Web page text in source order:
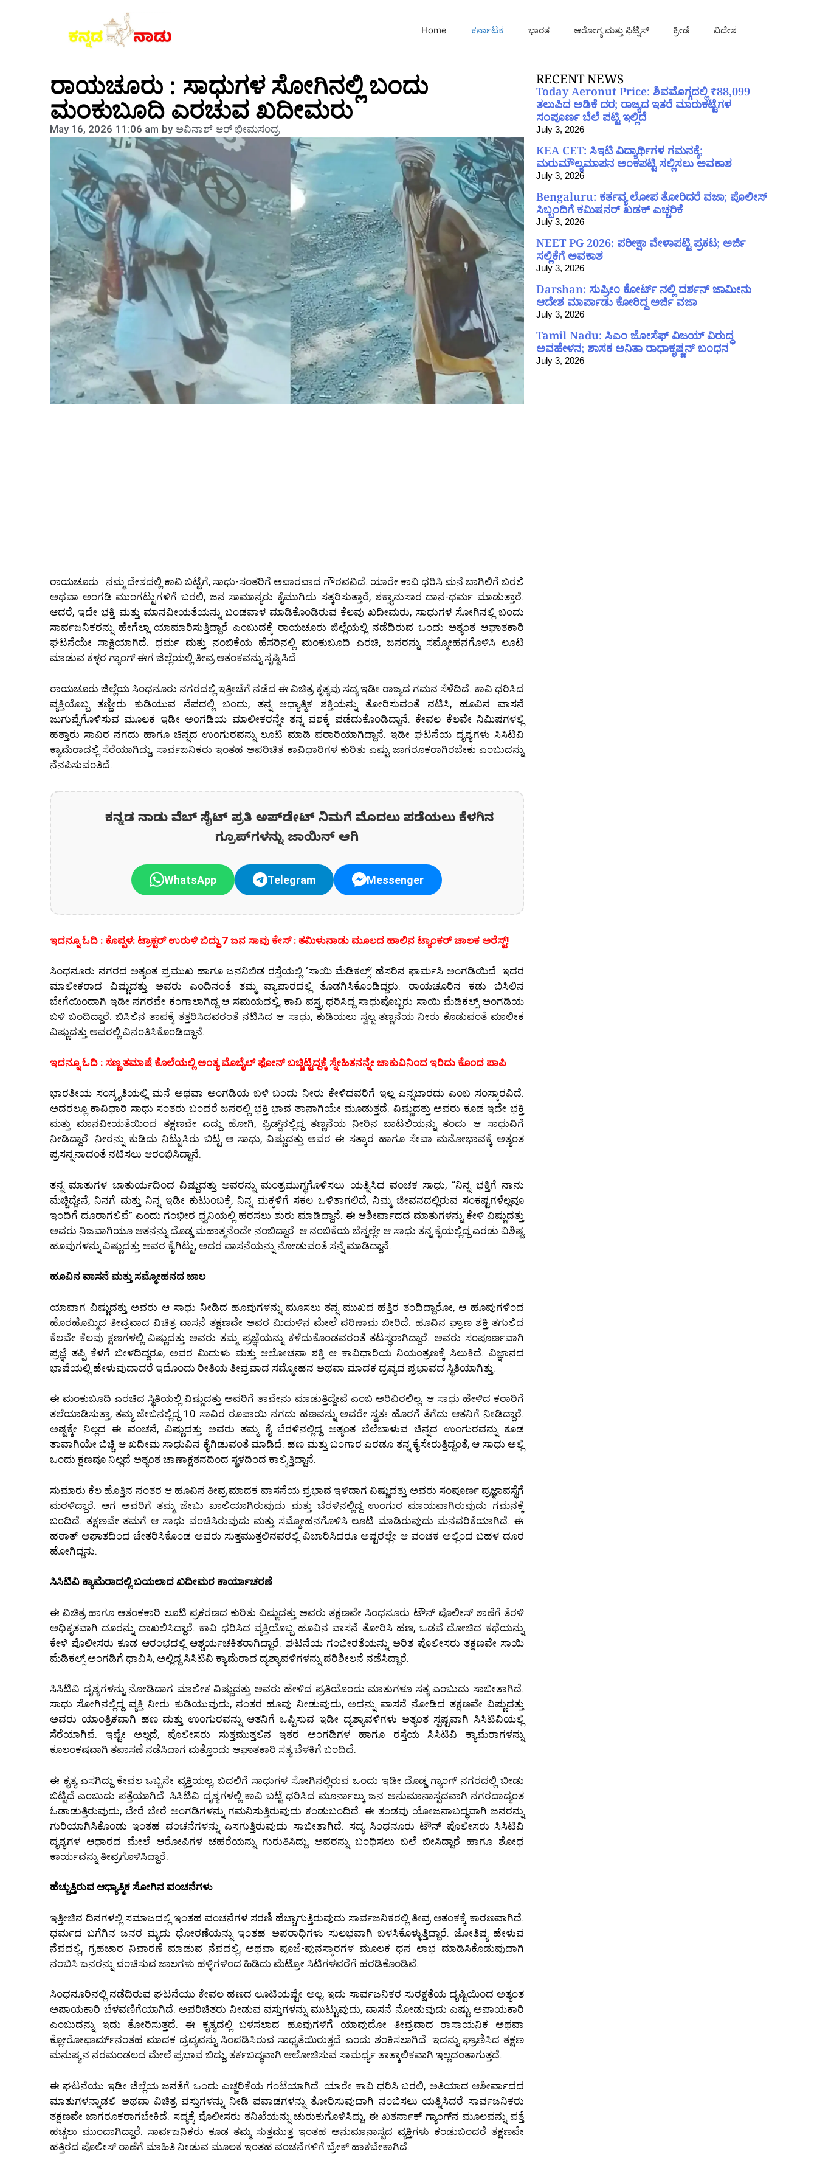
Home ಕರ್ನಾಟಕ ಭಾರತ ಆರೋಗ್ಯ ಮತ್ತು ಫಿಟ್ನೆಸ್ ಕ್ರೀಡೆ ವಿದೇಶ
ರಾಯಚೂರು : ಸಾಧುಗಳ ಸೋಗಿನಲ್ಲಿ ಬಂದು
ಮಂಕುಬೂದಿ ಎರಚುವ ಖದೀಮರು
May 16, 2026 11:06 am byಅವಿನಾಶ್‌ ಆರ್‌ ಭೀಮಸಂದ್ರ
ರಾಯಚೂರು : ನಮ್ಮ ದೇಶದಲ್ಲಿ ಕಾವಿ ಬಟ್ಟೆಗೆ, ಸಾಧು-ಸಂತರಿಗೆ ಅಪಾರವಾದ ಗೌರವವಿದೆ. ಯಾರೇ ಕಾವಿ ಧರಿಸಿ ಮನೆ ಬಾಗಿಲಿಗೆ ಬರಲಿ
ಅಥವಾ ಅಂಗಡಿ ಮುಂಗಟ್ಟುಗಳಿಗೆ ಬರಲಿ, ಜನ ಸಾಮಾನ್ಯರು ಕೈಮುಗಿದು ಸತ್ಕರಿಸುತ್ತಾರೆ, ಶಕ್ತ್ಯಾನುಸಾರ ದಾನ-ಧರ್ಮ ಮಾಡುತ್ತಾರೆ.
ಆದರೆ, ಇದೇ ಭಕ್ತಿ ಮತ್ತು ಮಾನವೀಯತೆಯನ್ನು ಬಂಡವಾಳ ಮಾಡಿಕೊಂಡಿರುವ ಕೆಲವು ಖದೀಮರು, ಸಾಧುಗಳ ಸೋಗಿನಲ್ಲಿ ಬಂದು
ಸಾರ್ವಜನಿಕರನ್ನು ಹೇಗೆಲ್ಲಾ ಯಾಮಾರಿಸುತ್ತಿದ್ದಾರೆ ಎಂಬುದಕ್ಕೆ ರಾಯಚೂರು ಜಿಲ್ಲೆಯಲ್ಲಿ ನಡೆದಿರುವ ಒಂದು ಅತ್ಯಂತ ಆಘಾತಕಾರಿ
ಘಟನೆಯೇ ಸಾಕ್ಷಿಯಾಗಿದೆ. ಧರ್ಮ ಮತ್ತು ನಂಬಿಕೆಯ ಹೆಸರಿನಲ್ಲಿ ಮಂಕುಬೂದಿ ಎರಚಿ, ಜನರನ್ನು ಸಮ್ಮೋಹನಗೊಳಿಸಿ ಲೂಟಿ
ಮಾಡುವ ಕಳ್ಳರ ಗ್ಯಾಂಗ್ ಈಗ ಜಿಲ್ಲೆಯಲ್ಲಿ ತೀವ್ರ ಆತಂಕವನ್ನು ಸೃಷ್ಟಿಸಿದೆ.
ರಾಯಚೂರು ಜಿಲ್ಲೆಯ ಸಿಂಧನೂರು ನಗರದಲ್ಲಿ ಇತ್ತೀಚೆಗೆ ನಡೆದ ಈ ವಿಚಿತ್ರ ಕೃತ್ಯವು ಸದ್ಯ ಇಡೀ ರಾಜ್ಯದ ಗಮನ ಸೆಳೆದಿದೆ. ಕಾವಿ ಧರಿಸಿದ
ವ್ಯಕ್ತಿಯೊಬ್ಬ ತಣ್ಣೀರು ಕುಡಿಯುವ ನೆಪದಲ್ಲಿ ಬಂದು, ತನ್ನ ಆಧ್ಯಾತ್ಮಿಕ ಶಕ್ತಿಯನ್ನು ತೋರಿಸುವಂತೆ ನಟಿಸಿ, ಹೂವಿನ ವಾಸನೆ
ಜುಗುಪ್ಸೆಗೊಳಿಸುವ ಮೂಲಕ ಇಡೀ ಅಂಗಡಿಯ ಮಾಲೀಕರನ್ನೇ ತನ್ನ ವಶಕ್ಕೆ ಪಡೆದುಕೊಂಡಿದ್ದಾನೆ. ಕೇವಲ ಕೆಲವೇ ನಿಮಿಷಗಳಲ್ಲಿ
ಹತ್ತಾರು ಸಾವಿರ ನಗದು ಹಾಗೂ ಚಿನ್ನದ ಉಂಗುರವನ್ನು ಲೂಟಿ ಮಾಡಿ ಪರಾರಿಯಾಗಿದ್ದಾನೆ. ಇಡೀ ಘಟನೆಯ ದೃಶ್ಯಗಳು ಸಿಸಿಟಿವಿ
ಕ್ಯಾಮೆರಾದಲ್ಲಿ ಸೆರೆಯಾಗಿದ್ದು, ಸಾರ್ವಜನಿಕರು ಇಂತಹ ಅಪರಿಚಿತ ಕಾವಿಧಾರಿಗಳ ಕುರಿತು ಎಷ್ಟು ಜಾಗರೂಕರಾಗಿರಬೇಕು ಎಂಬುದನ್ನು
ನೆನಪಿಸುವಂತಿದೆ.
ಕನ್ನಡ ನಾಡು ವೆಬ್ ಸೈಟ್ ಪ್ರತಿ ಅಪ್‌ಡೇಟ್‌ ನಿಮಗೆ ಮೊದಲು ಪಡೆಯಲು ಕೆಳಗಿನ
ಗ್ರೂಪ್‌ಗಳನ್ನು ಜಾಯಿನ್ ಆಗಿ
WhatsApp Telegram Messenger
ಇದನ್ನೂ ಓದಿ : ಕೊಪ್ಪಳ: ಟ್ರಾಕ್ಟರ್ ಉರುಳಿ ಬಿದ್ದು 7 ಜನ ಸಾವು ಕೇಸ್ : ತಮಿಳುನಾಡು ಮೂಲದ ಹಾಲಿನ ಟ್ಯಾಂಕರ್ ಚಾಲಕ ಅರೆಸ್ಟ್!
ಸಿಂಧನೂರು ನಗರದ ಅತ್ಯಂತ ಪ್ರಮುಖ ಹಾಗೂ ಜನನಿಬಿಡ ರಸ್ತೆಯಲ್ಲಿ ‘ಸಾಯಿ ಮೆಡಿಕಲ್ಸ್’ ಹೆಸರಿನ ಫಾರ್ಮಸಿ ಅಂಗಡಿಯಿದೆ. ಇದರ
ಮಾಲೀಕರಾದ ವಿಷ್ಣುದತ್ತು ಅವರು ಎಂದಿನಂತೆ ತಮ್ಮ ವ್ಯಾಪಾರದಲ್ಲಿ ತೊಡಗಿಸಿಕೊಂಡಿದ್ದರು. ರಾಯಚೂರಿನ ಕಡು ಬಿಸಿಲಿನ
ಬೇಗೆಯಿಂದಾಗಿ ಇಡೀ ನಗರವೇ ಕಂಗಾಲಾಗಿದ್ದ ಆ ಸಮಯದಲ್ಲಿ, ಕಾವಿ ವಸ್ತ್ರ ಧರಿಸಿದ್ದ ಸಾಧುವೊಬ್ಬರು ಸಾಯಿ ಮೆಡಿಕಲ್ಸ್ ಅಂಗಡಿಯ
ಬಳಿ ಬಂದಿದ್ದಾರೆ. ಬಿಸಿಲಿನ ತಾಪಕ್ಕೆ ತತ್ತರಿಸಿದವರಂತೆ ನಟಿಸಿದ ಆ ಸಾಧು, ಕುಡಿಯಲು ಸ್ವಲ್ಪ ತಣ್ಣನೆಯ ನೀರು ಕೊಡುವಂತೆ ಮಾಲೀಕ
ವಿಷ್ಣುದತ್ತು ಅವರಲ್ಲಿ ವಿನಂತಿಸಿಕೊಂಡಿದ್ದಾನೆ.
ಇದನ್ನೂ ಓದಿ : ಸಣ್ಣ ತಮಾಷೆ ಕೊಲೆಯಲ್ಲಿ ಅಂತ್ಯ ಮೊಬೈಲ್ ಫೋನ್ ಬಚ್ಚಿಟ್ಟಿದ್ದಕ್ಕೆ ಸ್ನೇಹಿತನನ್ನೇ ಚಾಕುವಿನಿಂದ ಇರಿದು ಕೊಂದ ಪಾಪಿ
ಭಾರತೀಯ ಸಂಸ್ಕೃತಿಯಲ್ಲಿ ಮನೆ ಅಥವಾ ಅಂಗಡಿಯ ಬಳಿ ಬಂದು ನೀರು ಕೇಳಿದವರಿಗೆ ಇಲ್ಲ ಎನ್ನಬಾರದು ಎಂಬ ಸಂಸ್ಕಾರವಿದೆ.
ಅದರಲ್ಲೂ ಕಾವಿಧಾರಿ ಸಾಧು ಸಂತರು ಬಂದರೆ ಜನರಲ್ಲಿ ಭಕ್ತಿ ಭಾವ ತಾನಾಗಿಯೇ ಮೂಡುತ್ತದೆ. ವಿಷ್ಣುದತ್ತು ಅವರು ಕೂಡ ಇದೇ ಭಕ್ತಿ
ಮತ್ತು ಮಾನವೀಯತೆಯಿಂದ ತಕ್ಷಣವೇ ಎದ್ದು ಹೋಗಿ, ಫ್ರಿಡ್ಜ್‌ನಲ್ಲಿದ್ದ ತಣ್ಣನೆಯ ನೀರಿನ ಬಾಟಲಿಯನ್ನು ತಂದು ಆ ಸಾಧುವಿಗೆ
ನೀಡಿದ್ದಾರೆ. ನೀರನ್ನು ಕುಡಿದು ನಿಟ್ಟುಸಿರು ಬಿಟ್ಟ ಆ ಸಾಧು, ವಿಷ್ಣುದತ್ತು ಅವರ ಈ ಸತ್ಕಾರ ಹಾಗೂ ಸೇವಾ ಮನೋಭಾವಕ್ಕೆ ಅತ್ಯಂತ
ಪ್ರಸನ್ನನಾದಂತೆ ನಟಿಸಲು ಆರಂಭಿಸಿದ್ದಾನೆ.
ತನ್ನ ಮಾತುಗಳ ಚಾತುರ್ಯದಿಂದ ವಿಷ್ಣುದತ್ತು ಅವರನ್ನು ಮಂತ್ರಮುಗ್ಧಗೊಳಿಸಲು ಯತ್ನಿಸಿದ ವಂಚಕ ಸಾಧು, “ನಿನ್ನ ಭಕ್ತಿಗೆ ನಾನು
ಮೆಚ್ಚಿದ್ದೇನೆ, ನಿನಗೆ ಮತ್ತು ನಿನ್ನ ಇಡೀ ಕುಟುಂಬಕ್ಕೆ, ನಿನ್ನ ಮಕ್ಕಳಿಗೆ ಸಕಲ ಒಳಿತಾಗಲಿದೆ, ನಿಮ್ಮ ಜೀವನದಲ್ಲಿರುವ ಸಂಕಷ್ಟಗಳೆಲ್ಲವೂ
ಇಂದಿಗೆ ದೂರಾಗಲಿವೆ” ಎಂದು ಗಂಭೀರ ಧ್ವನಿಯಲ್ಲಿ ಹರಸಲು ಶುರು ಮಾಡಿದ್ದಾನೆ. ಈ ಆಶೀರ್ವಾದದ ಮಾತುಗಳನ್ನು ಕೇಳಿ ವಿಷ್ಣುದತ್ತು
ಅವರು ನಿಜವಾಗಿಯೂ ಆತನನ್ನು ದೊಡ್ಡ ಮಹಾತ್ಮನೆಂದೇ ನಂಬಿದ್ದಾರೆ. ಆ ನಂಬಿಕೆಯ ಬೆನ್ನಲ್ಲೇ ಆ ಸಾಧು ತನ್ನ ಕೈಯಲ್ಲಿದ್ದ ಎರಡು ವಿಶಿಷ್ಟ
ಹೂವುಗಳನ್ನು ವಿಷ್ಣುದತ್ತು ಅವರ ಕೈಗಿಟ್ಟು, ಅದರ ವಾಸನೆಯನ್ನು ನೋಡುವಂತೆ ಸನ್ನೆ ಮಾಡಿದ್ದಾನೆ.
ಹೂವಿನ ವಾಸನೆ ಮತ್ತು ಸಮ್ಮೋಹನದ ಜಾಲ
ಯಾವಾಗ ವಿಷ್ಣುದತ್ತು ಅವರು ಆ ಸಾಧು ನೀಡಿದ ಹೂವುಗಳನ್ನು ಮೂಸಲು ತನ್ನ ಮುಖದ ಹತ್ತಿರ ತಂದಿದ್ದಾರೋ, ಆ ಹೂವುಗಳಿಂದ
ಹೊರಹೊಮ್ಮಿದ ತೀವ್ರವಾದ ವಿಚಿತ್ರ ವಾಸನೆ ತಕ್ಷಣವೇ ಅವರ ಮಿದುಳಿನ ಮೇಲೆ ಪರಿಣಾಮ ಬೀರಿದೆ. ಹೂವಿನ ಘ್ರಾಣ ಶಕ್ತಿ ತಗುಲಿದ
ಕೆಲವೇ ಕೆಲವು ಕ್ಷಣಗಳಲ್ಲಿ ವಿಷ್ಣುದತ್ತು ಅವರು ತಮ್ಮ ಪ್ರಜ್ಞೆಯನ್ನು ಕಳೆದುಕೊಂಡವರಂತೆ ತಟಸ್ಥರಾಗಿದ್ದಾರೆ. ಅವರು ಸಂಪೂರ್ಣವಾಗಿ
ಪ್ರಜ್ಞೆ ತಪ್ಪಿ ಕೆಳಗೆ ಬೀಳದಿದ್ದರೂ, ಅವರ ಮಿದುಳು ಮತ್ತು ಆಲೋಚನಾ ಶಕ್ತಿ ಆ ಕಾವಿಧಾರಿಯ ನಿಯಂತ್ರಣಕ್ಕೆ ಸಿಲುಕಿದೆ. ವಿಜ್ಞಾನದ
ಭಾಷೆಯಲ್ಲಿ ಹೇಳುವುದಾದರೆ ಇದೊಂದು ರೀತಿಯ ತೀವ್ರವಾದ ಸಮ್ಮೋಹನ ಅಥವಾ ಮಾದಕ ದ್ರವ್ಯದ ಪ್ರಭಾವದ ಸ್ಥಿತಿಯಾಗಿತ್ತು.
ಈ ಮಂಕುಬೂದಿ ಎರಚಿದ ಸ್ಥಿತಿಯಲ್ಲಿ ವಿಷ್ಣುದತ್ತು ಅವರಿಗೆ ತಾವೇನು ಮಾಡುತ್ತಿದ್ದೇವೆ ಎಂಬ ಅರಿವಿರಲಿಲ್ಲ. ಆ ಸಾಧು ಹೇಳಿದ ಕರಾರಿಗೆ
ತಲೆಯಾಡಿಸುತ್ತಾ, ತಮ್ಮ ಜೇಬಿನಲ್ಲಿದ್ದ 10 ಸಾವಿರ ರೂಪಾಯಿ ನಗದು ಹಣವನ್ನು ಅವರೇ ಸ್ವತಃ ಹೊರಗೆ ತೆಗೆದು ಆತನಿಗೆ ನೀಡಿದ್ದಾರೆ.
ಅಷ್ಟಕ್ಕೇ ನಿಲ್ಲದ ಈ ವಂಚನೆ, ವಿಷ್ಣುದತ್ತು ಅವರು ತಮ್ಮ ಕೈ ಬೆರಳಿನಲ್ಲಿದ್ದ ಅತ್ಯಂತ ಬೆಲೆಬಾಳುವ ಚಿನ್ನದ ಉಂಗುರವನ್ನು ಕೂಡ
ತಾವಾಗಿಯೇ ಬಿಚ್ಚಿ ಆ ಖದೀಮ ಸಾಧುವಿನ ಕೈಗಿಡುವಂತೆ ಮಾಡಿದೆ. ಹಣ ಮತ್ತು ಬಂಗಾರ ಎರಡೂ ತನ್ನ ಕೈಸೇರುತ್ತಿದ್ದಂತೆ, ಆ ಸಾಧು ಅಲ್ಲಿ
ಒಂದು ಕ್ಷಣವೂ ನಿಲ್ಲದೆ ಅತ್ಯಂತ ಚಾಣಾಕ್ಷತನದಿಂದ ಸ್ಥಳದಿಂದ ಕಾಲ್ಕಿತ್ತಿದ್ದಾನೆ.
ಸುಮಾರು ಕೆಲ ಹೊತ್ತಿನ ನಂತರ ಆ ಹೂವಿನ ತೀವ್ರ ಮಾದಕ ವಾಸನೆಯ ಪ್ರಭಾವ ಇಳಿದಾಗ ವಿಷ್ಣುದತ್ತು ಅವರು ಸಂಪೂರ್ಣ ಪ್ರಜ್ಞಾವಸ್ಥೆಗೆ
ಮರಳಿದ್ದಾರೆ. ಆಗ ಅವರಿಗೆ ತಮ್ಮ ಜೇಬು ಖಾಲಿಯಾಗಿರುವುದು ಮತ್ತು ಬೆರಳಿನಲ್ಲಿದ್ದ ಉಂಗುರ ಮಾಯವಾಗಿರುವುದು ಗಮನಕ್ಕೆ
ಬಂದಿದೆ. ತಕ್ಷಣವೇ ತಮಗೆ ಆ ಸಾಧು ವಂಚಿಸಿರುವುದು ಮತ್ತು ಸಮ್ಮೋಹನಗೊಳಿಸಿ ಲೂಟಿ ಮಾಡಿರುವುದು ಮನವರಿಕೆಯಾಗಿದೆ. ಈ
ಹಠಾತ್ ಆಘಾತದಿಂದ ಚೇತರಿಸಿಕೊಂಡ ಅವರು ಸುತ್ತಮುತ್ತಲಿನವರಲ್ಲಿ ವಿಚಾರಿಸಿದರೂ ಅಷ್ಟರಲ್ಲೇ ಆ ವಂಚಕ ಅಲ್ಲಿಂದ ಬಹಳ ದೂರ
ಹೋಗಿದ್ದನು.
ಸಿಸಿಟಿವಿ ಕ್ಯಾಮೆರಾದಲ್ಲಿ ಬಯಲಾದ ಖದೀಮರ ಕಾರ್ಯಾಚರಣೆ
ಈ ವಿಚಿತ್ರ ಹಾಗೂ ಆತಂಕಕಾರಿ ಲೂಟಿ ಪ್ರಕರಣದ ಕುರಿತು ವಿಷ್ಣುದತ್ತು ಅವರು ತಕ್ಷಣವೇ ಸಿಂಧನೂರು ಟೌನ್ ಪೊಲೀಸ್ ಠಾಣೆಗೆ ತೆರಳಿ
ಅಧಿಕೃತವಾಗಿ ದೂರನ್ನು ದಾಖಲಿಸಿದ್ದಾರೆ. ಕಾವಿ ಧರಿಸಿದ ವ್ಯಕ್ತಿಯೊಬ್ಬ ಹೂವಿನ ವಾಸನೆ ತೋರಿಸಿ ಹಣ, ಒಡವೆ ದೋಚಿದ ಕಥೆಯನ್ನು
ಕೇಳಿ ಪೊಲೀಸರು ಕೂಡ ಆರಂಭದಲ್ಲಿ ಆಶ್ಚರ್ಯಚಕಿತರಾಗಿದ್ದಾರೆ. ಘಟನೆಯ ಗಂಭೀರತೆಯನ್ನು ಅರಿತ ಪೊಲೀಸರು ತಕ್ಷಣವೇ ಸಾಯಿ
ಮೆಡಿಕಲ್ಸ್ ಅಂಗಡಿಗೆ ಧಾವಿಸಿ, ಅಲ್ಲಿದ್ದ ಸಿಸಿಟಿವಿ ಕ್ಯಾಮೆರಾದ ದೃಶ್ಯಾವಳಿಗಳನ್ನು ಪರಿಶೀಲನೆ ನಡೆಸಿದ್ದಾರೆ.
ಸಿಸಿಟಿವಿ ದೃಶ್ಯಗಳನ್ನು ನೋಡಿದಾಗ ಮಾಲೀಕ ವಿಷ್ಣುದತ್ತು ಅವರು ಹೇಳಿದ ಪ್ರತಿಯೊಂದು ಮಾತುಗಳೂ ಸತ್ಯ ಎಂಬುದು ಸಾಬೀತಾಗಿದೆ.
ಸಾಧು ಸೋಗಿನಲ್ಲಿದ್ದ ವ್ಯಕ್ತಿ ನೀರು ಕುಡಿಯುವುದು, ನಂತರ ಹೂವು ನೀಡುವುದು, ಅದನ್ನು ವಾಸನೆ ನೋಡಿದ ತಕ್ಷಣವೇ ವಿಷ್ಣುದತ್ತು
ಅವರು ಯಾಂತ್ರಿಕವಾಗಿ ಹಣ ಮತ್ತು ಉಂಗುರವನ್ನು ಆತನಿಗೆ ಒಪ್ಪಿಸುವ ಇಡೀ ದೃಶ್ಯಾವಳಿಗಳು ಅತ್ಯಂತ ಸ್ಪಷ್ಟವಾಗಿ ಸಿಸಿಟಿವಿಯಲ್ಲಿ
ಸೆರೆಯಾಗಿವೆ. ಇಷ್ಟೇ ಅಲ್ಲದೆ, ಪೊಲೀಸರು ಸುತ್ತಮುತ್ತಲಿನ ಇತರ ಅಂಗಡಿಗಳ ಹಾಗೂ ರಸ್ತೆಯ ಸಿಸಿಟಿವಿ ಕ್ಯಾಮೆರಾಗಳನ್ನು
ಕೂಲಂಕಷವಾಗಿ ತಪಾಸಣೆ ನಡೆಸಿದಾಗ ಮತ್ತೊಂದು ಆಘಾತಕಾರಿ ಸತ್ಯ ಬೆಳಕಿಗೆ ಬಂದಿದೆ.
ಈ ಕೃತ್ಯ ಎಸಗಿದ್ದು ಕೇವಲ ಒಬ್ಬನೇ ವ್ಯಕ್ತಿಯಲ್ಲ, ಬದಲಿಗೆ ಸಾಧುಗಳ ಸೋಗಿನಲ್ಲಿರುವ ಒಂದು ಇಡೀ ದೊಡ್ಡ ಗ್ಯಾಂಗ್ ನಗರದಲ್ಲಿ ಬೀಡು
ಬಿಟ್ಟಿದೆ ಎಂಬುದು ಪತ್ತೆಯಾಗಿದೆ. ಸಿಸಿಟಿವಿ ದೃಶ್ಯಗಳಲ್ಲಿ ಕಾವಿ ಬಟ್ಟೆ ಧರಿಸಿದ ಮೂರ್ನಾಲ್ಕು ಜನ ಅನುಮಾನಾಸ್ಪದವಾಗಿ ನಗರದಾದ್ಯಂತ
ಓಡಾಡುತ್ತಿರುವುದು, ಬೇರೆ ಬೇರೆ ಅಂಗಡಿಗಳನ್ನು ಗಮನಿಸುತ್ತಿರುವುದು ಕಂಡುಬಂದಿದೆ. ಈ ತಂಡವು ಯೋಜನಾಬದ್ಧವಾಗಿ ಜನರನ್ನು
ಗುರಿಯಾಗಿಸಿಕೊಂಡು ಇಂತಹ ವಂಚನೆಗಳನ್ನು ಎಸಗುತ್ತಿರುವುದು ಸಾಬೀತಾಗಿದೆ. ಸದ್ಯ ಸಿಂಧನೂರು ಟೌನ್ ಪೊಲೀಸರು ಸಿಸಿಟಿವಿ
ದೃಶ್ಯಗಳ ಆಧಾರದ ಮೇಲೆ ಆರೋಪಿಗಳ ಚಹರೆಯನ್ನು ಗುರುತಿಸಿದ್ದು, ಅವರನ್ನು ಬಂಧಿಸಲು ಬಲೆ ಬೀಸಿದ್ದಾರೆ ಹಾಗೂ ಶೋಧ
ಕಾರ್ಯವನ್ನು ತೀವ್ರಗೊಳಿಸಿದ್ದಾರೆ.
ಹೆಚ್ಚುತ್ತಿರುವ ಆಧ್ಯಾತ್ಮಿಕ ಸೋಗಿನ ವಂಚನೆಗಳು
ಇತ್ತೀಚಿನ ದಿನಗಳಲ್ಲಿ ಸಮಾಜದಲ್ಲಿ ಇಂತಹ ವಂಚನೆಗಳ ಸರಣಿ ಹೆಚ್ಚಾಗುತ್ತಿರುವುದು ಸಾರ್ವಜನಿಕರಲ್ಲಿ ತೀವ್ರ ಆತಂಕಕ್ಕೆ ಕಾರಣವಾಗಿದೆ.
ಧರ್ಮದ ಬಗೆಗಿನ ಜನರ ಮೃದು ಧೋರಣೆಯನ್ನು ಇಂತಹ ಅಪರಾಧಿಗಳು ಸುಲಭವಾಗಿ ಬಳಸಿಕೊಳ್ಳುತ್ತಿದ್ದಾರೆ. ಜೋತಿಷ್ಯ ಹೇಳುವ
ನೆಪದಲ್ಲಿ, ಗ್ರಹಚಾರ ನಿವಾರಣೆ ಮಾಡುವ ನೆಪದಲ್ಲಿ, ಅಥವಾ ಪೂಜೆ-ಪುನಸ್ಕಾರಗಳ ಮೂಲಕ ಧನ ಲಾಭ ಮಾಡಿಸಿಕೊಡುವುದಾಗಿ
ನಂಬಿಸಿ ಜನರನ್ನು ವಂಚಿಸುವ ಜಾಲಗಳು ಹಳ್ಳಿಗಳಿಂದ ಹಿಡಿದು ಮೆಟ್ರೋ ಸಿಟಿಗಳವರೆಗೆ ಹರಡಿಕೊಂಡಿವೆ.
ಸಿಂಧನೂರಿನಲ್ಲಿ ನಡೆದಿರುವ ಘಟನೆಯು ಕೇವಲ ಹಣದ ಲೂಟಿಯಷ್ಟೇ ಅಲ್ಲ, ಇದು ಸಾರ್ವಜನಿಕರ ಸುರಕ್ಷತೆಯ ದೃಷ್ಟಿಯಿಂದ ಅತ್ಯಂತ
ಅಪಾಯಕಾರಿ ಬೆಳವಣಿಗೆಯಾಗಿದೆ. ಅಪರಿಚಿತರು ನೀಡುವ ವಸ್ತುಗಳನ್ನು ಮುಟ್ಟುವುದು, ವಾಸನೆ ನೋಡುವುದು ಎಷ್ಟು ಅಪಾಯಕಾರಿ
ಎಂಬುದನ್ನು ಇದು ತೋರಿಸುತ್ತದೆ. ಈ ಕೃತ್ಯದಲ್ಲಿ ಬಳಸಲಾದ ಹೂವುಗಳಿಗೆ ಯಾವುದೋ ತೀವ್ರವಾದ ರಾಸಾಯನಿಕ ಅಥವಾ
ಕ್ಲೋರೋಫಾರ್ಮ್‌ನಂತಹ ಮಾದಕ ದ್ರವ್ಯವನ್ನು ಸಿಂಪಡಿಸಿರುವ ಸಾಧ್ಯತೆಯಿರುತ್ತದೆ ಎಂದು ಶಂಕಿಸಲಾಗಿದೆ. ಇದನ್ನು ಘ್ರಾಣಿಸಿದ ತಕ್ಷಣ
ಮನುಷ್ಯನ ನರಮಂಡಲದ ಮೇಲೆ ಪ್ರಭಾವ ಬಿದ್ದು, ತರ್ಕಬದ್ಧವಾಗಿ ಆಲೋಚಿಸುವ ಸಾಮರ್ಥ್ಯ ತಾತ್ಕಾಲಿಕವಾಗಿ ಇಲ್ಲದಂತಾಗುತ್ತದೆ.
ಈ ಘಟನೆಯು ಇಡೀ ಜಿಲ್ಲೆಯ ಜನತೆಗೆ ಒಂದು ಎಚ್ಚರಿಕೆಯ ಗಂಟೆಯಾಗಿದೆ. ಯಾರೇ ಕಾವಿ ಧರಿಸಿ ಬರಲಿ, ಅತಿಯಾದ ಆಶೀರ್ವಾದದ
ಮಾತುಗಳನ್ನಾಡಲಿ ಅಥವಾ ವಿಚಿತ್ರ ವಸ್ತುಗಳನ್ನು ನೀಡಿ ಪವಾಡಗಳನ್ನು ತೋರಿಸುವುದಾಗಿ ನಂಬಿಸಲು ಯತ್ನಿಸಿದರೆ ಸಾರ್ವಜನಿಕರು
ತಕ್ಷಣವೇ ಜಾಗರೂಕರಾಗಬೇಕಿದೆ. ಸದ್ಯಕ್ಕೆ ಪೊಲೀಸರು ತನಿಖೆಯನ್ನು ಚುರುಕುಗೊಳಿಸಿದ್ದು, ಈ ಖತರ್ನಾಕ್ ಗ್ಯಾಂಗ್‌ನ ಮೂಲವನ್ನು ಪತ್ತೆ
ಹಚ್ಚಲು ಮುಂದಾಗಿದ್ದಾರೆ. ಸಾರ್ವಜನಿಕರು ಕೂಡ ತಮ್ಮ ಸುತ್ತಮುತ್ತ ಇಂತಹ ಅನುಮಾನಾಸ್ಪದ ವ್ಯಕ್ತಿಗಳು ಕಂಡುಬಂದರೆ ತಕ್ಷಣವೇ
ಹತ್ತಿರದ ಪೊಲೀಸ್ ಠಾಣೆಗೆ ಮಾಹಿತಿ ನೀಡುವ ಮೂಲಕ ಇಂತಹ ವಂಚನೆಗಳಿಗೆ ಬ್ರೇಕ್ ಹಾಕಬೇಕಾಗಿದೆ.
RECENT NEWS
Today Aeronut Price: ಶಿವಮೊಗ್ಗದಲ್ಲಿ ₹88,099
ತಲುಪಿದ ಅಡಿಕೆ ದರ; ರಾಜ್ಯದ ಇತರೆ ಮಾರುಕಟ್ಟೆಗಳ
ಸಂಪೂರ್ಣ ಬೆಲೆ ಪಟ್ಟಿ ಇಲ್ಲಿದೆ
July 3, 2026
KEA CET: ಸಿಇಟಿ ವಿದ್ಯಾರ್ಥಿಗಳ ಗಮನಕ್ಕೆ;
ಮರುಮೌಲ್ಯಮಾಪನ ಅಂಕಪಟ್ಟಿ ಸಲ್ಲಿಸಲು ಅವಕಾಶ
July 3, 2026
Bengaluru: ಕರ್ತವ್ಯ ಲೋಪ ತೋರಿದರೆ ವಜಾ; ಪೊಲೀಸ್
ಸಿಬ್ಬಂದಿಗೆ ಕಮಿಷನರ್ ಖಡಕ್ ಎಚ್ಚರಿಕೆ
July 3, 2026
NEET PG 2026: ಪರೀಕ್ಷಾ ವೇಳಾಪಟ್ಟಿ ಪ್ರಕಟ; ಅರ್ಜಿ
ಸಲ್ಲಿಕೆಗೆ ಅವಕಾಶ
July 3, 2026
Darshan: ಸುಪ್ರೀಂ ಕೋರ್ಟ್ ನಲ್ಲಿ ದರ್ಶನ್ ಜಾಮೀನು
ಆದೇಶ ಮಾರ್ಪಾಡು ಕೋರಿದ್ದ ಅರ್ಜಿ ವಜಾ
July 3, 2026
Tamil Nadu: ಸಿಎಂ ಜೋಸೆಫ್ ವಿಜಯ್ ವಿರುದ್ಧ
ಅವಹೇಳನ; ಶಾಸಕ ಅನಿತಾ ರಾಧಾಕೃಷ್ಣನ್ ಬಂಧನ
July 3, 2026